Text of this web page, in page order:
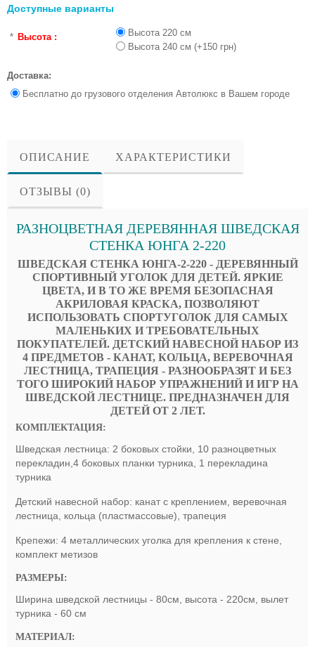
Доступные варианты
* Высота :
Высота 220 см
Высота 240 см (+150 грн)
Доставка:
Бесплатно до грузового отделения Автолюкс в Вашем городе
ОПИСАНИЕ ХАРАКТЕРИСТИКИ
ОТЗЫВЫ (0)
РАЗНОЦВЕТНАЯ ДЕРЕВЯННАЯ ШВЕДСКАЯ
СТЕНКА ЮНГА 2-220
ШВЕДСКАЯ СТЕНКА ЮНГА-2-220 - ДЕРЕВЯННЫЙ
СПОРТИВНЫЙ УГОЛОК ДЛЯ ДЕТЕЙ. ЯРКИЕ
ЦВЕТА, И В ТО ЖЕ ВРЕМЯ БЕЗОПАСНАЯ
АКРИЛОВАЯ КРАСКА, ПОЗВОЛЯЮТ
ИСПОЛЬЗОВАТЬ СПОРТУГОЛОК ДЛЯ САМЫХ
МАЛЕНЬКИХ И ТРЕБОВАТЕЛЬНЫХ
ПОКУПАТЕЛЕЙ. ДЕТСКИЙ НАВЕСНОЙ НАБОР ИЗ
4 ПРЕДМЕТОВ - КАНАТ, КОЛЬЦА, ВЕРЕВОЧНАЯ
ЛЕСТНИЦА, ТРАПЕЦИЯ - РАЗНООБРАЗЯТ И БЕЗ
ТОГО ШИРОКИЙ НАБОР УПРАЖНЕНИЙ И ИГР НА
ШВЕДСКОЙ ЛЕСТНИЦЕ. ПРЕДНАЗНАЧЕН ДЛЯ
ДЕТЕЙ ОТ 2 ЛЕТ.
КОМПЛЕКТАЦИЯ:
Шведская лестница: 2 боковых стойки, 10 разноцветных
перекладин,4 боковых планки турника, 1 перекладина
турника
Детский навесной набор: канат с креплением, веревочная
лестница, кольца (пластмассовые), трапеция
Крепежи: 4 металлических уголка для крепления к стене,
комплект метизов
РАЗМЕРЫ:
Ширина шведской лестницы - 80см, высота - 220см, вылет
турника - 60 см
МАТЕРИАЛ: